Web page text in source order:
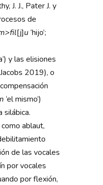
J. J., Pater J. y
de
[j]u‘hijo’;
y las elisiones
2019), o
‘el mismo’)
silábica.
ablaut,
de las vocales
por vocales
por flexión,